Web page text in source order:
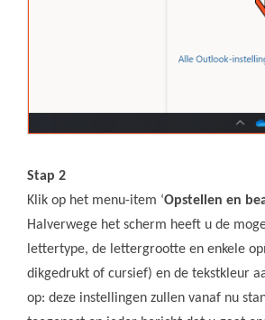
Stap 2
Klik op het menu-item ‘Opstellen en
Halverwege het scherm heeft u de
lettertype, de lettergrootte en enkele
dikgedrukt of cursief) en de tekstkleur
op: deze instellingen zullen vanaf nu